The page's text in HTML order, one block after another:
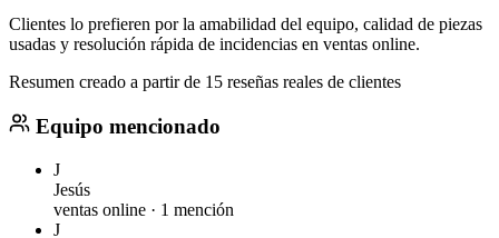
Clientes lo prefieren por la amabilidad del equipo, calidad de piezas
usadas y resolución rápida de incidencias en ventas online.
Resumen creado a partir de 15 reseñas reales de clientes
Equipo mencionado
J
Jesús
ventas online · 1 mención
J